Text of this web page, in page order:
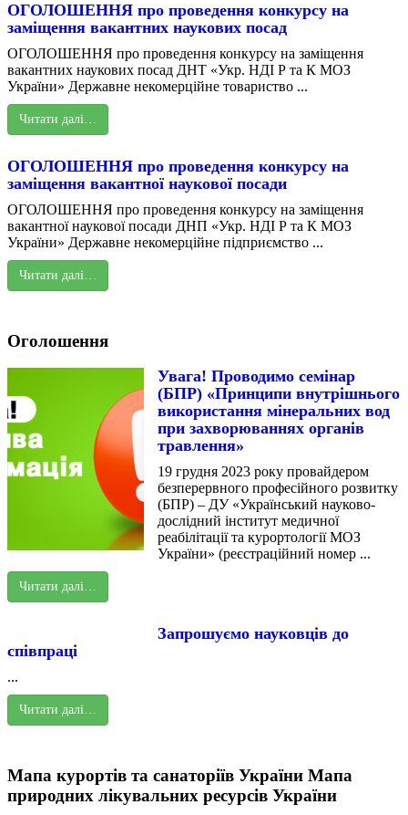
ОГОЛОШЕННЯ про проведення конкурсу на
заміщення вакантних наукових посад
ОГОЛОШЕННЯ про проведення конкурсу на заміщення
вакантних наукових посад ДНТ «Укр. НДІ Р та К МОЗ
України» Державне некомерційне товариство ...
Читати далі…
ОГОЛОШЕННЯ про проведення конкурсу на
заміщення вакантної наукової посади
ОГОЛОШЕННЯ про проведення конкурсу на заміщення
вакантної наукової посади ДНП «Укр. НДІ Р та К МОЗ
України» Державне некомерційне підприємство ...
Читати далі…
Оголошення
Увага! Проводимо семінар
(БПР) «Принципи внутрішнього
використання мінеральних вод
при захворюваннях органів
травлення»
19 грудня 2023 року провайдером
безперервного професійного розвитку
(БПР) – ДУ «Український науково-
дослідний інститут медичної
реабілітації та курортології МОЗ
України» (реєстраційний номер ...
Читати далі…
Запрошуємо науковців до
співпраці
...
Читати далі…
Мапа курортів та санаторіїв України Мапа
природних лікувальних ресурсів України